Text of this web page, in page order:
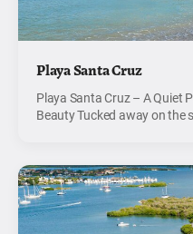
Playa Santa Cruz
Playa Santa Cruz – A Quiet
Beauty Tucked away on the